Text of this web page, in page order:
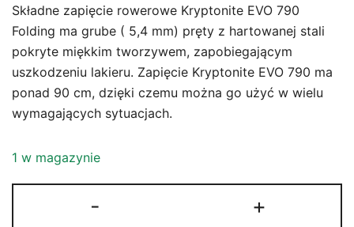
Składne zapięcie rowerowe Kryptonite EVO 790
Folding ma grube ( 5,4 mm) pręty z hartowanej stali
pokryte miękkim tworzywem, zapobiegającym
uszkodzeniu lakieru. Zapięcie Kryptonite EVO 790 ma
ponad 90 cm, dzięki czemu można go użyć w wielu
wymagających sytuacjach.
1 w magazynie
- +